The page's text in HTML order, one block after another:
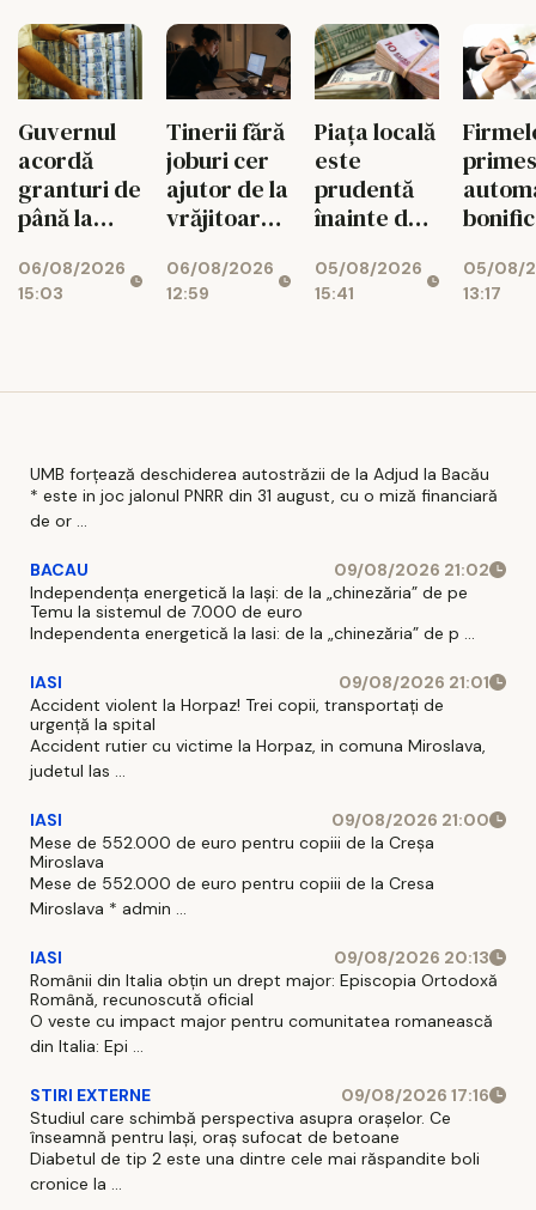
Guvernul
acordă
granturi de
până la
euro
pentru
06/08/2026
15:03
Tinerii fără
joburi cer
ajutor de la
vrăjitoare
06/08/2026
12:59
Piața locală
este
prudentă
înainte de
Moody's
05/08/2026
15:41
05/08/
13:17
UMB forțează deschiderea autostrăzii de la Adjud la Bacău
* este in joc jalonul PNRR din 31 august, cu o miză financiară
de or ...
BACAU
09/08/2026 21:02
Independența energetică la Iași: de la „chinezăria” de pe
Temu la sistemul de 7.000 de euro
Independenta energetică la Iasi: de la „chinezăria” de p ...
IASI
09/08/2026 21:01
Accident violent la Horpaz! Trei copii, transportați de
urgență la spital
Accident rutier cu victime la Horpaz, in comuna Miroslava,
judetul Ias ...
IASI
09/08/2026 21:00
Mese de 552.000 de euro pentru copiii de la Creșa
Miroslava
Mese de 552.000 de euro pentru copiii de la Cresa
Miroslava * admin ...
IASI
09/08/2026 20:13
Românii din Italia obțin un drept major: Episcopia Ortodoxă
Română, recunoscută oficial
O veste cu impact major pentru comunitatea romanească
din Italia: Epi ...
STIRI EXTERNE
09/08/2026 17:16
Studiul care schimbă perspectiva asupra orașelor. Ce
înseamnă pentru Iași, oraș sufocat de betoane
Diabetul de tip 2 este una dintre cele mai răspandite boli
cronice la ...